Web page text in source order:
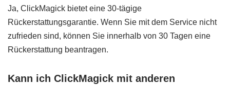
Ja, ClickMagick bietet eine 30-tägige
Rückerstattungsgarantie. Wenn Sie mit dem Service nicht
zufrieden sind, können Sie innerhalb von 30 Tagen eine
Rückerstattung beantragen.
Kann ich ClickMagick mit anderen